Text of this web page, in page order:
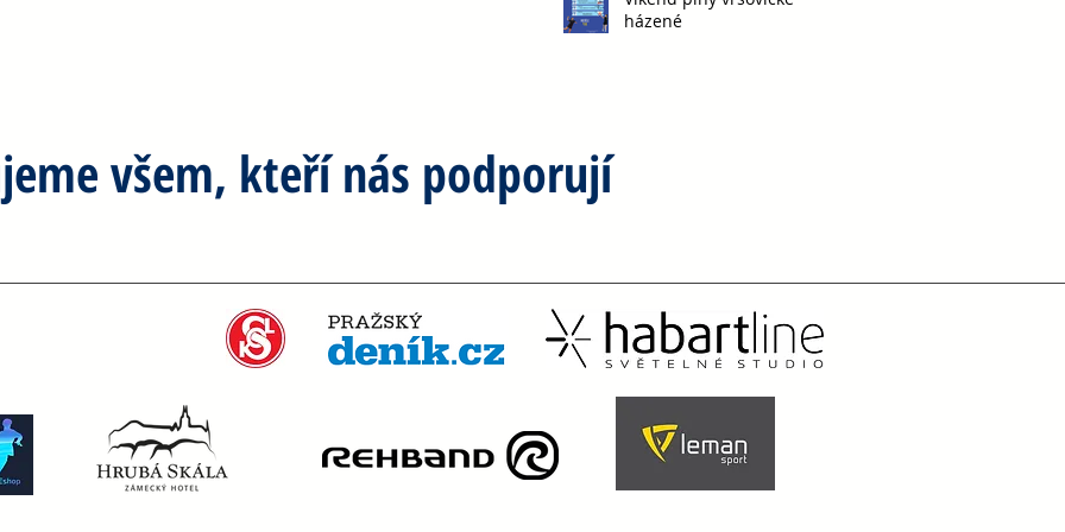
házené
všem, kteří nás podporují